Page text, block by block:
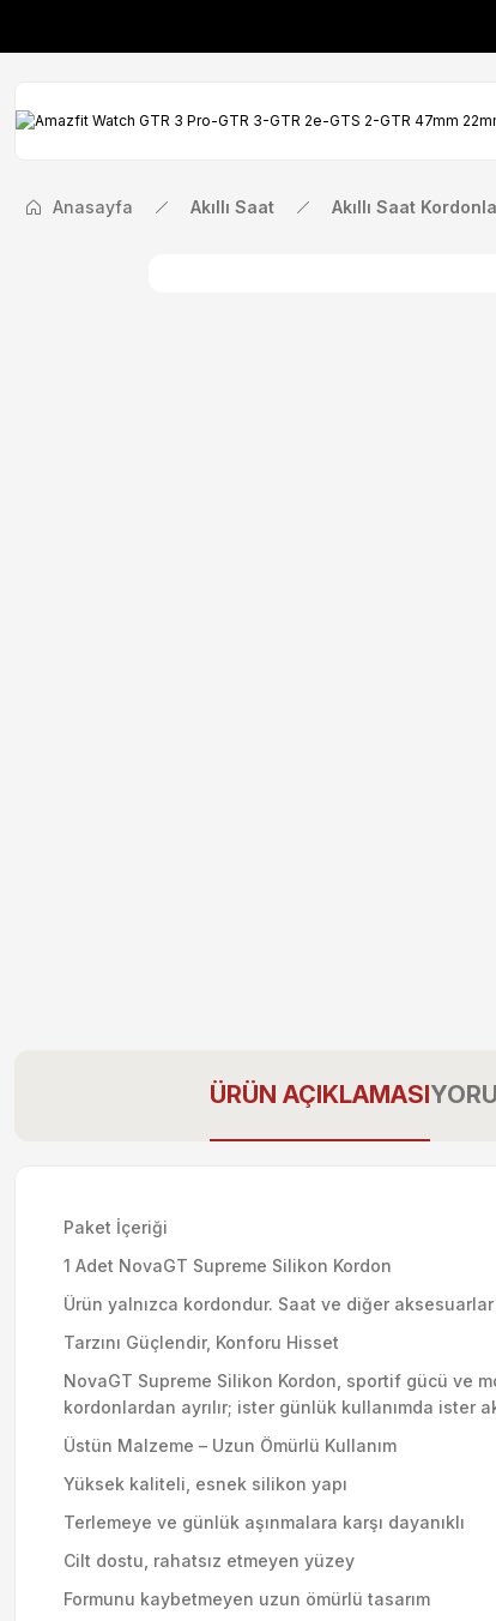
İlk Siparişinize
İlk
Anasayfa Akıllı Saat Akıllı Saat
ÜRÜN AÇIKLAMASI
Paket İçeriği
1 Adet NovaGT Supreme Silikon Kordon
Ürün yalnızca kordondur. Saat ve diğer aksesuarlar
Tarzını Güçlendir, Konforu Hisset
NovaGT Supreme Silikon Kordon, sportif gücü ve
kordonlardan ayrılır; ister günlük kullanımda ister
Üstün Malzeme – Uzun Ömürlü Kullanım
Yüksek kaliteli, esnek silikon yapı
Terlemeye ve günlük aşınmalara karşı dayanıklı
Cilt dostu, rahatsız etmeyen yüzey
Formunu kaybetmeyen uzun ömürlü tasarım